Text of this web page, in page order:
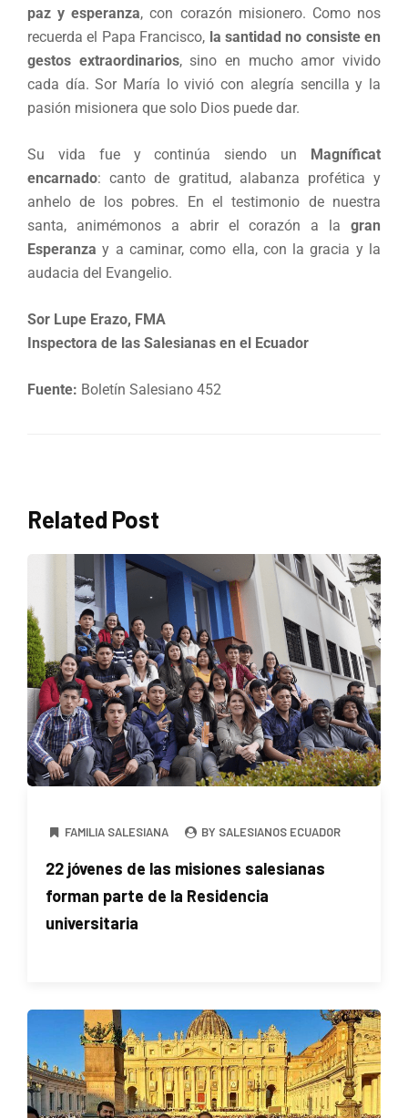
paz y esperanza, con corazón misionero. Como nos
recuerda el Papa Francisco, la santidad no consiste en
gestos extraordinarios, sino en mucho amor vivido
cada día. Sor María lo vivió con alegría sencilla y la
pasión misionera que solo Dios puede dar.
Su vida fue y continúa siendo un
Magníficat
encarnado: canto de gratitud, alabanza profética y
anhelo de los pobres. En el testimonio de nuestra
santa, animémonos a abrir el corazón a la gran
Esperanza y a caminar, como ella, con la gracia y la
audacia del Evangelio.
Sor Lupe Erazo, FMA
Inspectora de las Salesianas en el Ecuador
Fuente: Boletín Salesiano 452
Related Post
FAMILIA SALESIANA BY SALESIANOS ECUADOR
22 jóvenes de las misiones salesianas
forman parte de la Residencia
universitaria